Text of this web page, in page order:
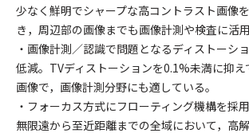
少なく鮮明でシャープな高コントラスト画像
き，周辺部の画像までも画像計測や検査に活用
・画像計測／認識で問題となるディストーシ
低減。TVディストーションを0.1%未満に抑え
画像で，画像計測分野にも適している。
・フォーカス方式にフローティング機構を採
無限遠から至近距離までの全域において，高